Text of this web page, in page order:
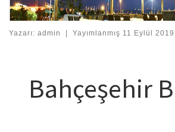
Yazarı: admin Yayımlanmış 11 Eylül 2019
Bahçeşehir